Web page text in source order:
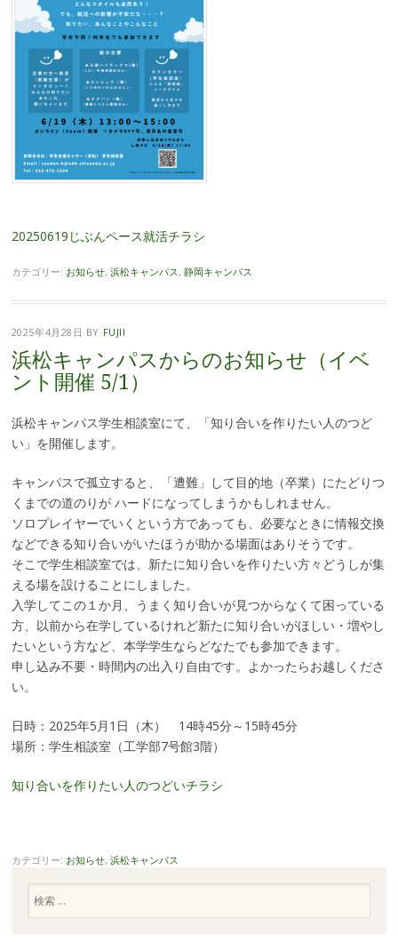
20250619じぶんペース就活チラシ
カテゴリー: お知らせ, 浜松キャンパス, 静岡キャンパス
2025年4月28日 BY FUJII
浜松キャンパスからのお知らせ（イベ
ント開催 5/1）
浜松キャンパス学生相談室にて、「知り合いを作りたい人のつど
い」を開催します。
キャンパスで孤立すると、「遭難」して目的地（卒業）にたどりつ
くまでの道のりが ハードになってしまうかもしれません。
ソロプレイヤーでいくという方であっても、必要なときに情報交換
などできる知り合いがいたほうが助かる場面はありそうです。
そこで学生相談室では、新たに知り合いを作りたい方々どうしが集
える場を設けることにしました。
入学してこの１か月、うまく知り合いが見つからなくて困っている
方、以前から在学しているけれど新たに知り合いがほしい・増やし
たいという方など、本学学生ならどなたでも参加できます。
申し込み不要・時間内の出入り自由です。よかったらお越しくださ
い。
日時：2025年5月1日（木） 14時45分～15時45分
場所：学生相談室（工学部7号館3階）
知り合いを作りたい人のつどいチラシ
カテゴリー: お知らせ, 浜松キャンパス
索